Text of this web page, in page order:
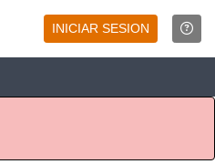
INICIAR SESION